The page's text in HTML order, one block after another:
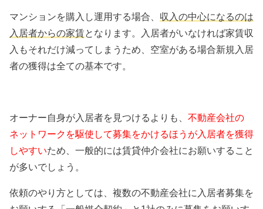
マンションを購入し運用する場合、 収入の中心になるのは
入居者からの家賃となります。入居者がいなければ家賃収
入もそれだけ減ってしまうため、空室がある場合新規入居
者の獲得は全ての基本です。
オーナー自身が入居者を見つけるよりも、 不動産会社の
ネットワークを駆使して募集をかけるほうが入居者を獲得
しやすいため、一般的には賃貸仲介会社にお願いすること
が多いでしょう。
依頼のやり方としては、複数の不動産会社に入居者募集を